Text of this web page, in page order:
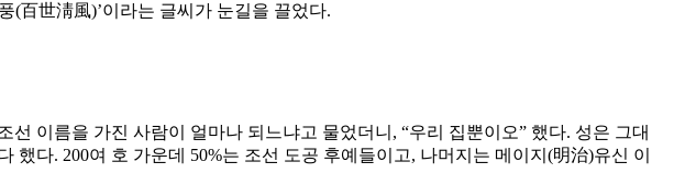
(百世淸風)’이라는 글씨가 눈길을 끌었다.
이름을 가진 사람이 얼마나 되느냐고 물었더니, “우리 집뿐이오” 했다. 성은 그대
다. 200여 호 가운데 50%는 조선 도공 후예들이고, 나머지는 메이지(明治)유신 이